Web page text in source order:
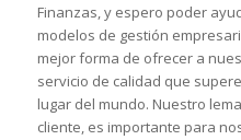
Finanzas, y espero poder
modelos de gestión
mejor forma de ofrecer a
servicio de calidad que
lugar del mundo. Nuestro
cliente, es importante para